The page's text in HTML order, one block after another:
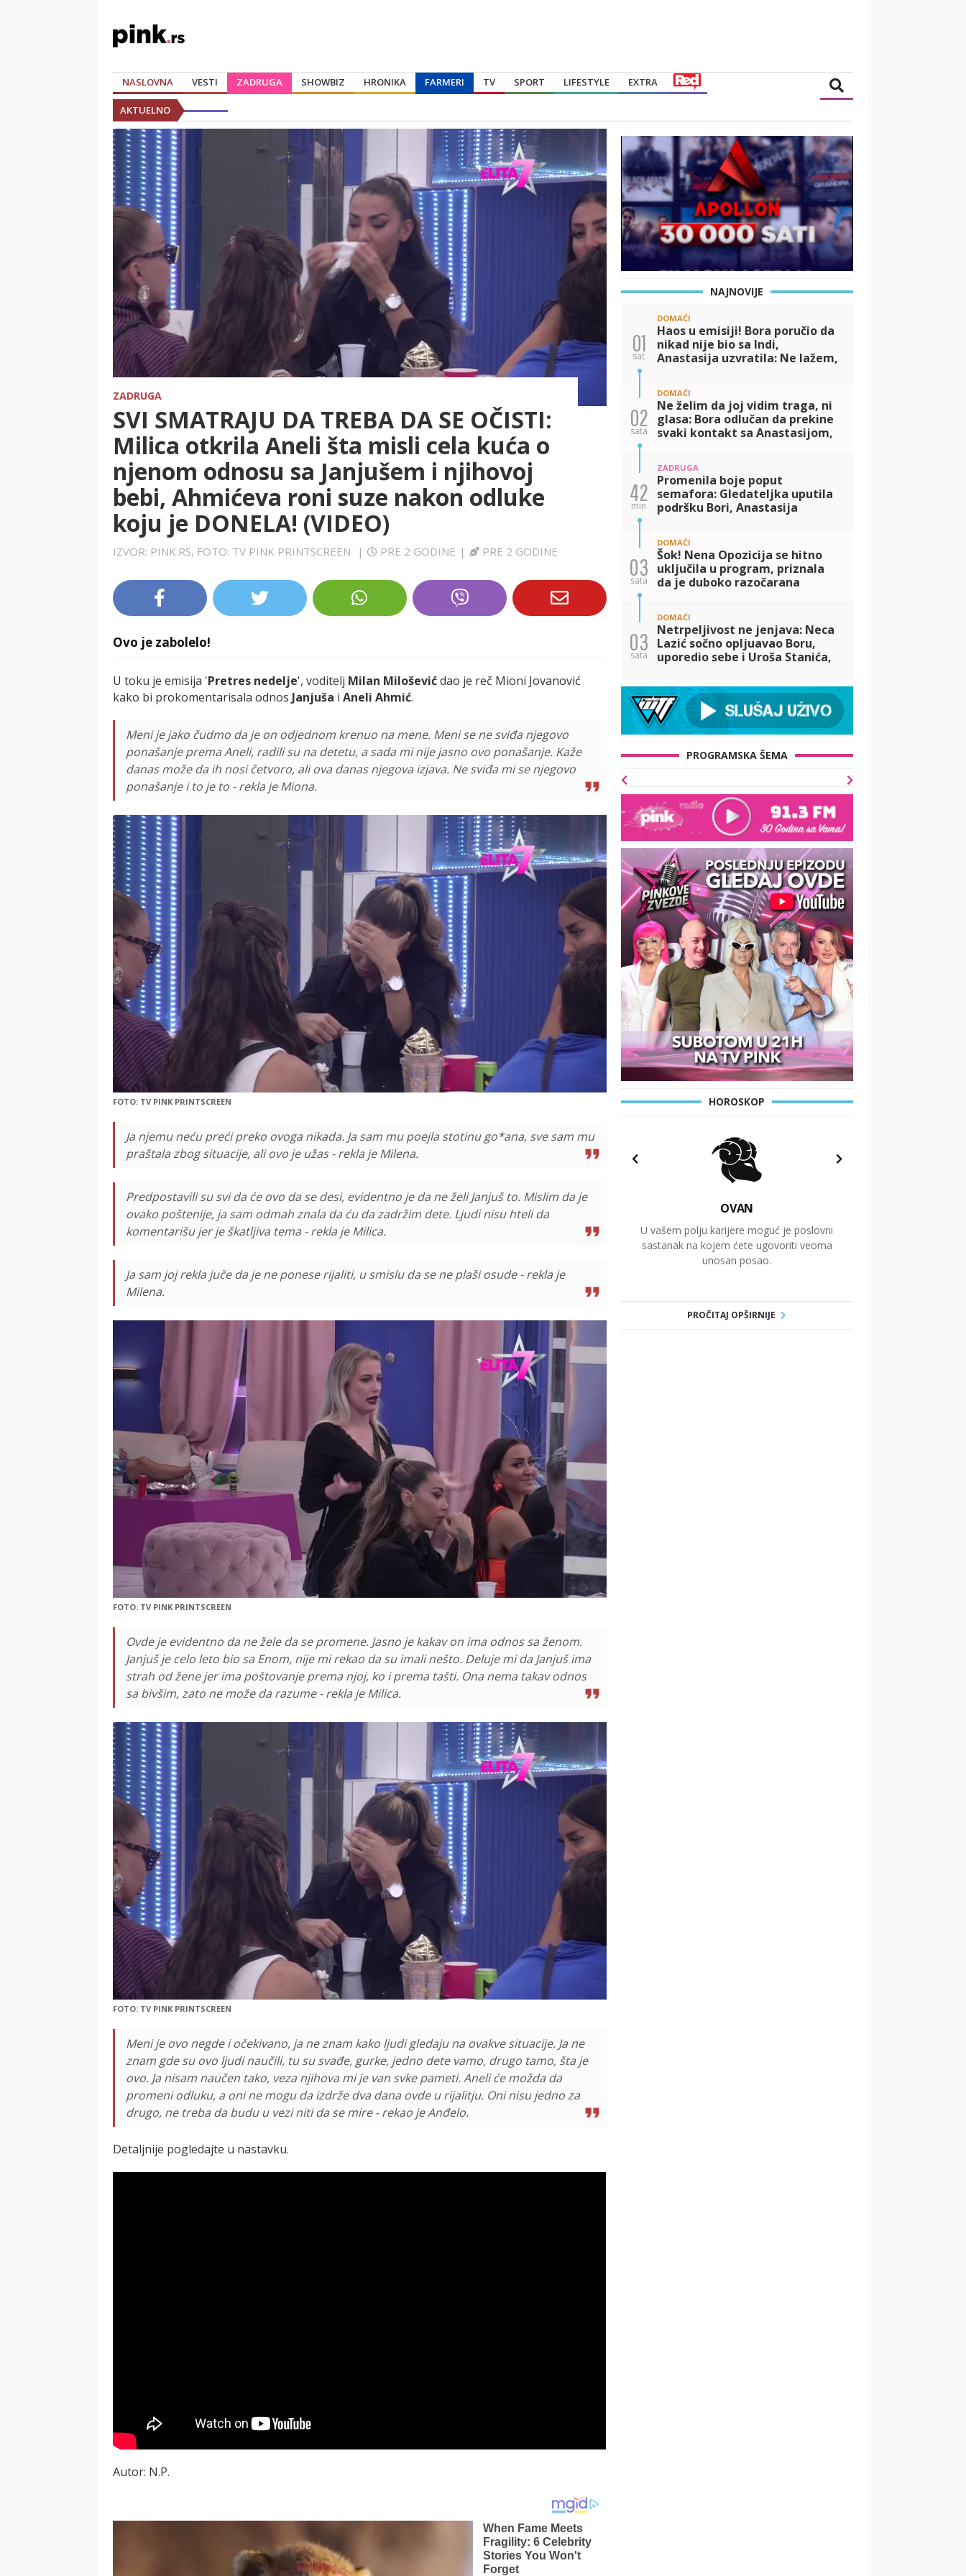
NASLOVNA VESTI ZADRUGA SHOWBIZ HRONIKA FARMERI TV SPORT LIFESTYLE EXTRA
AKTUELNO
ZADRUGA
SVI SMATRAJU DA TREBA DA SE OČISTI:
Milica otkrila Aneli šta misli cela kuća o
njenom odnosu sa Janjušem i njihovoj
bebi, Ahmićeva roni suze nakon odluke
koju je DONELA! (VIDEO)
IZVOR: PINK.RS, FOTO: TV PINK PRINTSCREEN | PRE 2 GODINE | PRE 2 GODINE
Ovo je zabolelo!
U toku je emisija 'Pretres nedelje', voditelj Milan Miloševićdao je reč Mioni Jovanović
kako bi prokomentarisala odnos Janjuša i Aneli Ahmić.
Meni je jako čudmo da je on odjednom krenuo na mene. Meni se ne sviđa njegovo
ponašanje prema Aneli, radili su na detetu, a sada mi nije jasno ovo ponašanje. Kaže
danas može da ih nosi četvoro, ali ova danas njegova izjava. Ne sviđa mi se njegovo
ponašanje i to je to - rekla je Miona.
FOTO: TV PINK PRINTSCREEN
Ja njemu neću preći preko ovoga nikada. Ja sam mu poejla stotinu go*ana, sve sam mu
praštala zbog situacije, ali ovo je užas - rekla je Milena.
Predpostavili su svi da će ovo da se desi, evidentno je da ne želi Janjuš to. Mislim da je
ovako poštenije, ja sam odmah znala da ću da zadržim dete. Ljudi nisu hteli da
komentarišu jer je škatljiva tema - rekla je Milica.
Ja sam joj rekla juče da je ne ponese rijaliti, u smislu da se ne plaši osude - rekla je
Milena.
FOTO: TV PINK PRINTSCREEN
Ovde je evidentno da ne žele da se promene. Jasno je kakav on ima odnos sa ženom.
Janjuš je celo leto bio sa Enom, nije mi rekao da su imali nešto. Deluje mi da Janjuš ima
strah od žene jer ima poštovanje prema njoj, ko i prema tašti. Ona nema takav odnos
sa bivšim, zato ne može da razume - rekla je Milica.
FOTO: TV PINK PRINTSCREEN
Meni je ovo negde i očekivano, ja ne znam kako ljudi gledaju na ovakve situacije. Ja ne
znam gde su ovo ljudi naučili, tu su svađe, gurke, jedno dete vamo, drugo tamo, šta je
ovo. Ja nisam naučen tako, veza njihova mi je van svke pameti. Aneli će možda da
promeni odluku, a oni ne mogu da izdrže dva dana ovde u rijalitju. Oni nisu jedno za
drugo, ne treba da budu u vezi niti da se mire - rekao je Anđelo.
Detaljnije pogledajte u nastavku.
Autor: N.P.
NAJNOVIJE
01
sat
DOMAĆI
Haos u emisiji! Bora poručio da
nikad nije bio sa Indi,
Anastasija uzvratila: Ne lažem,
(VIDEO)
02
sata
DOMAĆI
Ne želim da joj vidim traga, ni
glasa: Bora odlučan da prekine
svaki kontakt sa Anastasijom,
42
min
ZADRUGA
Promenila boje poput
semafora: Gledateljka uputila
podršku Bori, Anastasija
poput ekspres lonca! (VIDEO)
03
sata
DOMAĆI
Šok! Nena Opozicija se hitno
uključila u program, priznala
da je duboko razočarana
njegov prekor na svojoj koži!
(VIDEO)
03
sata
DOMAĆI
Netrpeljivost ne jenjava: Neca
Lazić sočno opljuavao Boru,
uporedio sebe i Uroša Stanića,
tome! (VIDEO)
PROGRAMSKA ŠEMA
HOROSKOP
OVAN
U vašem polju karijere moguć je poslovni
sastanak na kojem ćete ugovoriti veoma
unosan posao.
PROČITAJ OPŠIRNIJE